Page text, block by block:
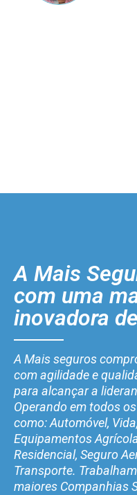
A Mais
com uma
inovadora
A Mais seguros
com agilidade e
para alcançar a
Operando em todos
como: Automóvel,
Equipamentos
Residencial, Seguro
Transporte.
maiores Companhias